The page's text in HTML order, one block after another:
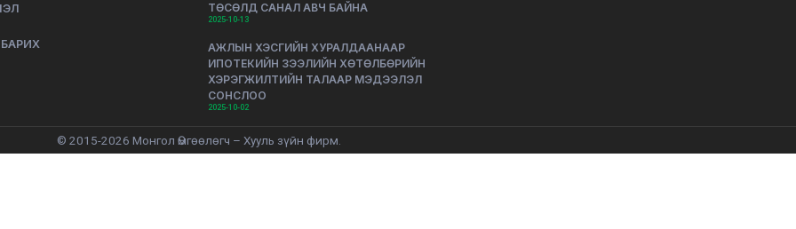
ТӨСӨЛД САНАЛ АВЧ БАЙНА
2025-10-13
АЖЛЫН ХЭСГИЙН ХУРАЛДААНААР
ИПОТЕКИЙН ЗЭЭЛИЙН ХӨТӨЛБӨРИЙН
ХЭРЭГЖИЛТИЙН ТАЛААР МЭДЭЭЛЭЛ
СОНСЛОО
2025-10-02
© 2015-2026 Монгол Өмгөөлөгч – Хууль зүйн фирм.